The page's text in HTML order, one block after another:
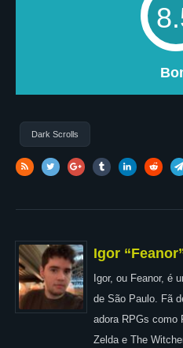
Dark Scrolls
Igor
Igor, ou Feanor, é
de São Paulo. Fã
adora RPGs como
Zelda e The